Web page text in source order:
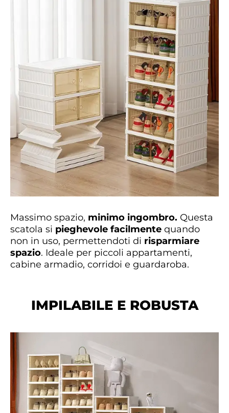
Massimo spazio, minimo ingombro. Questa
scatola si pieghevole facilmente quando
non in uso, permettendoti di risparmiare
spazio. Ideale per piccoli appartamenti,
cabine armadio, corridoi e guardaroba.
IMPILABILE E ROBUSTA